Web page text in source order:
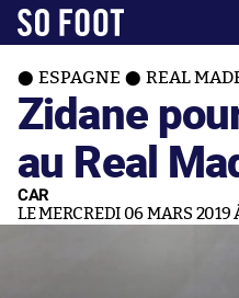
ESPAGNE REAL
Zidane
au Real
CAR
LE MERCREDI 06 MARS 2019